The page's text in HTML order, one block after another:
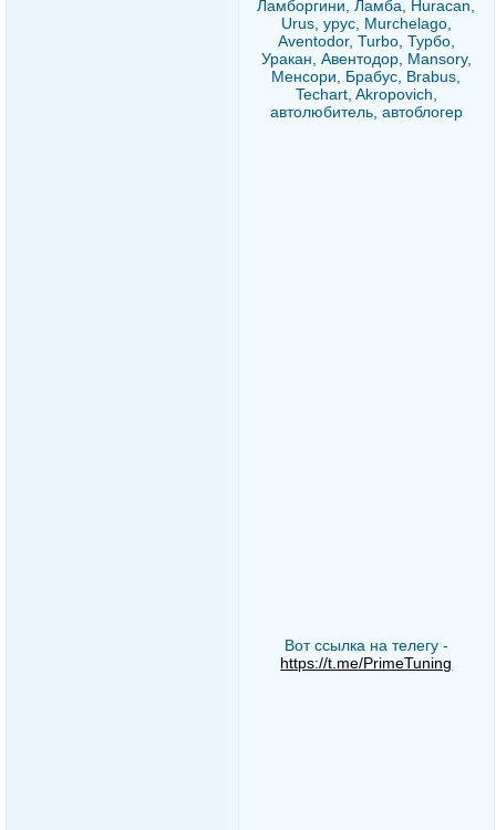
Ламборгини, Ламба, Huracan,
Urus, урус, Murchelago,
Aventodor, Turbo, Турбо,
Уракан, Авентодор, Mansory,
Менсори, Брабус, Brabus,
Techart, Akropovich,
автолюбитель, автоблогер
Вот ссылка на телегу -
https://t.me/PrimeTuning